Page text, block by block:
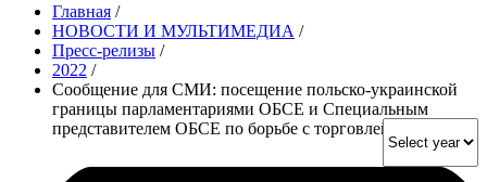
Главная /
НОВОСТИ И МУЛЬТИМЕДИА /
Пресс-релизы /
2022 /
Сообщение для СМИ: посещение польско-украинской
границы парламентариями ОБСЕ и Специальным
представителем ОБСЕ по борьбе с торговлей людьми